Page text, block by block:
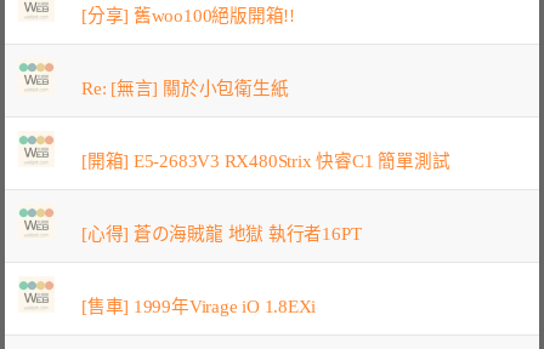
[分享] 舊woo100絕版開箱!!
Re: [無言] 關於小包衛生紙
[開箱] E5-2683V3 RX480Strix 快睿C1 簡單測試
[心得] 蒼の海賊龍 地獄 執行者16PT
[售車] 1999年Virage iO 1.8EXi